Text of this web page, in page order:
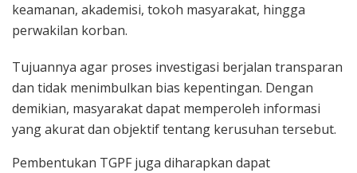
keamanan, akademisi, tokoh masyarakat, hingga
perwakilan korban.
Tujuannya agar proses investigasi berjalan transparan
dan tidak menimbulkan bias kepentingan. Dengan
demikian, masyarakat dapat memperoleh informasi
yang akurat dan objektif tentang kerusuhan tersebut.
Pembentukan TGPF juga diharapkan dapat